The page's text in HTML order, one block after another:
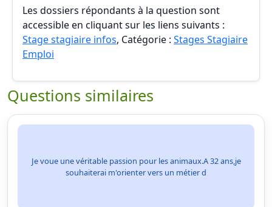
Les dossiers répondants à la question sont
accessible en cliquant sur les liens suivants :
Stage stagiaire infos, Catégorie : Stages Stagiaire
Emploi
Questions similaires
Je voue une véritable passion pour les animaux.A 32 ans,je
souhaiterai m'orienter vers un métier d